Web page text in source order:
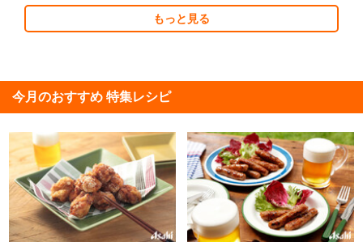
もっと見る
今月のおすすめ 特集レシピ